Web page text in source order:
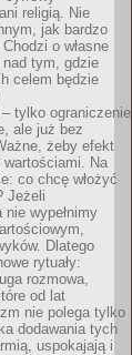
religią. Nie
jak bardzo
o własne
tym, gdzie
celem będzie
tylko ograniczenie
ale już bez
żeby efekt
wartościami. Na
co chcę włożyć
Jeżeli
wypełnimy
Dlatego
rytuały:
rozmowa,
od lat
nie polega tylko
dodawania tych
uspokajają i